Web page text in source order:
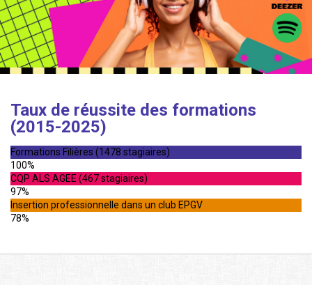
Taux de réussite des formations
(2015-2025)
Formations Filières (1478 stagiaires)
100%
CQP ALS AGEE (467 stagiaires)
97%
Insertion professionnelle dans un club EPGV
78%